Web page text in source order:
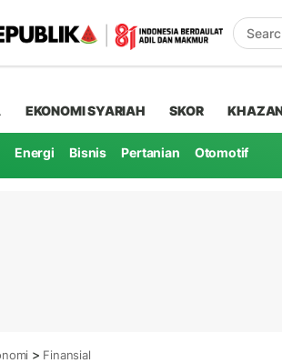
EKONOMI SYARIAH SKOR
Energi Bisnis Pertanian Otomotif
> Finansial